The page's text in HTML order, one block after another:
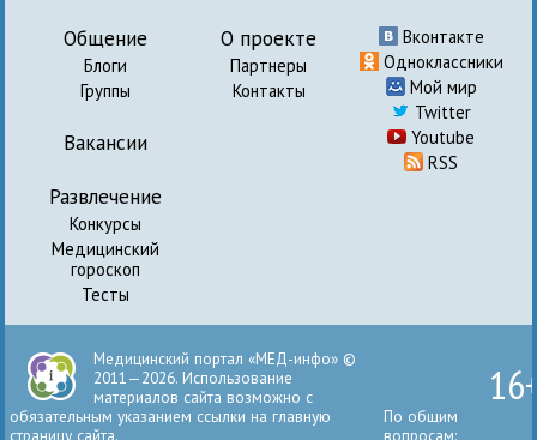
Общение
Блоги
Группы
Вакансии
Развлечение
Конкурсы
Медицинский
гороскоп
Тесты
О проекте
Партнеры
Контакты
Вконтакте
Одноклассники
Мой мир
Twitter
Youtube
RSS
Медицинский портал «МЕД-инфо» ©
2011—2026. Использование
материалов сайта возможно с
обязательным указанием ссылки на главную
страницу сайта.
По общим
вопросам: